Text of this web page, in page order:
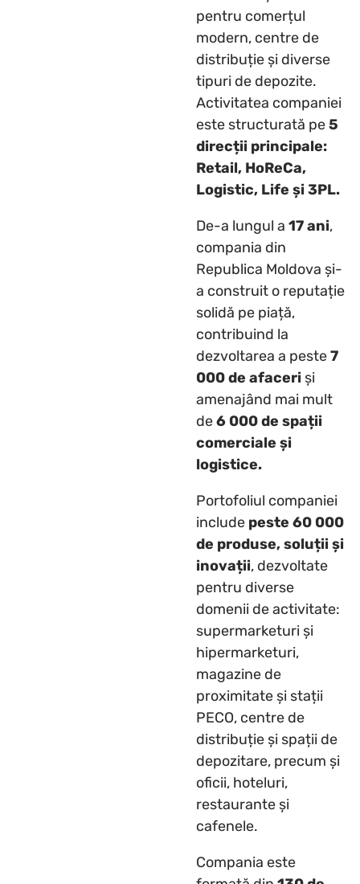
pentru comerțul
modern, centre de
distribuție și diverse
tipuri de depozite.
Activitatea companiei
este structurată pe5
direcții principale:
Retail, HoReCa,
Logistic, Life și 3PL.
De-a lungul a 17 ani,
compania din
Republica Moldova și-
a construit o reputație
solidă pe piață,
contribuind la
dezvoltarea a peste7
000 de afaceri și
amenajând mai mult
de6 000 de spații
comerciale și
logistice.
Portofoliul companiei
include peste 60 000
de produse, soluții și
inovații, dezvoltate
pentru diverse
domenii de activitate:
supermarketuri și
hipermarketuri,
magazine de
proximitate și stații
PECO, centre de
distribuție și spații de
depozitare, precum și
oficii, hoteluri,
restaurante și
cafenele.
Compania este